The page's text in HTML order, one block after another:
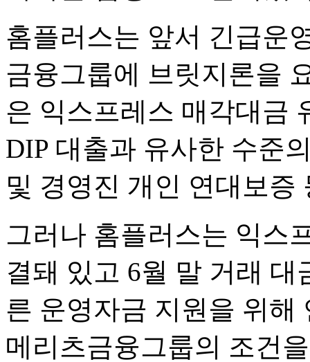
홈플러스는 앞서 긴급운
금융그룹에 브릿지론을
은 익스프레스 매각대금
DIP 대출과 유사한 수준
및 경영진 개인 연대보증
그러나 홈플러스는 익스
결돼 있고 6월 말 거래
른 운영자금 지원을 위해
메리츠금융그룹의 조건